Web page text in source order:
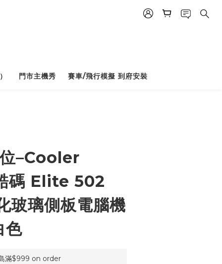
門市主機秀 賽車/飛行模擬 到府安裝
–Cooler
碼 Elite 502
玻璃側板電腦機
色
滿$999 on order